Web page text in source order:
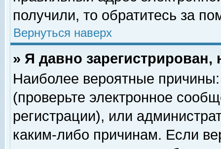
получили, то обратитесь за
Вернуться наверх
» Я давно
Наиболее вероятные
(проверьте электронное
регистрации), или
каким-либо причинам. Если